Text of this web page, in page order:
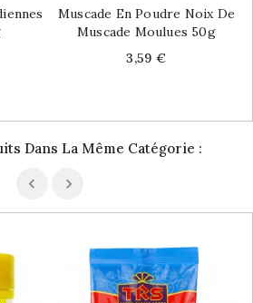
Muscade En Poudre Noix De
Muscade Moulues 50g
Price
3,59 €
Dans La Même Catégorie :